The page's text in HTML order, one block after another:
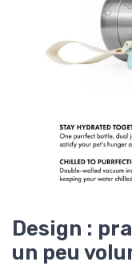
Design :
un peu